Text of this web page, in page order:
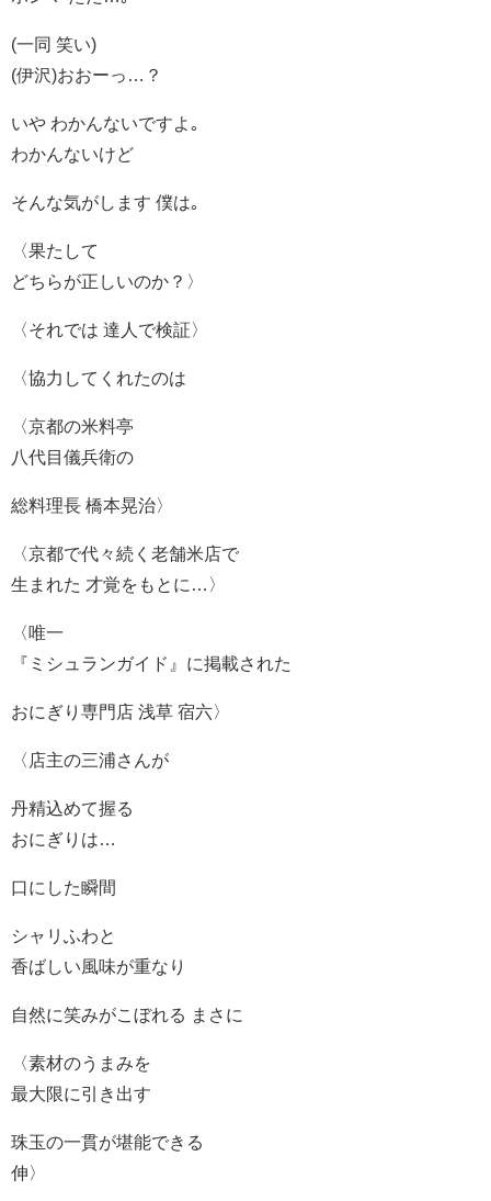
(一同 笑い)
(伊沢)おおーっ…？
いや わかんないですよ｡
わかんないけど
そんな気がします 僕は｡
〈果たして
どちらが正しいのか？〉
〈それでは 達人で検証〉
〈協力してくれたのは
〈京都の米料亭
八代目儀兵衛の
総料理長 橋本晃治〉
〈京都で代々続く老舗米店で
生まれた 才覚をもとに…〉
〈唯一
『ミシュランガイド』に掲載された
おにぎり専門店 浅草 宿六〉
〈店主の三浦さんが
丹精込めて握る
おにぎりは…
口にした瞬間
シャリふわと
香ばしい風味が重なり
自然に笑みがこぼれる まさに
〈素材のうまみを
最大限に引き出す
珠玉の一貫が堪能できる
伸〉